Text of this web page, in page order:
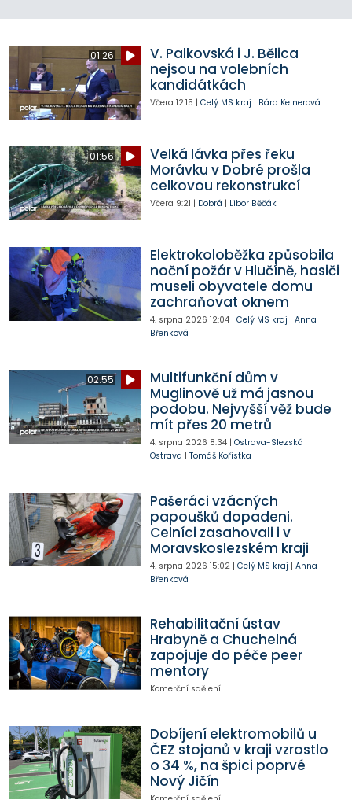
01:26
V. Palkovská i J. Bělica
nejsou na volebních
kandidátkách
Včera 12:15 | Celý MS kraj | Bára Kelnerová
01:56
Velká lávka přes řeku
Morávku v Dobré prošla
celkovou rekonstrukcí
Včera 9:21 | Dobrá | Libor Běčák
Elektrokoloběžka způsobila
noční požár v Hlučíně, hasiči
museli obyvatele domu
zachraňovat oknem
4. srpna 2026 12:04| Celý MS kraj | Anna
Břenková
02:55
Multifunkční dům v
Muglinově už má jasnou
podobu. Nejvyšší věž bude
mít přes 20 metrů
4. srpna 2026 8:34| Ostrava-Slezská
Ostrava | Tomáš Kořistka
Pašeráci vzácných
papoušků dopadeni.
Celníci zasahovali i v
Moravskoslezském kraji
4. srpna 2026 15:02| Celý MS kraj | Anna
Břenková
Rehabilitační ústav
Hrabyně a Chuchelná
zapojuje do péče peer
mentory
Komerční sdělení
Dobíjení elektromobilů u
ČEZ stojanů v kraji vzrostlo
o 34 %, na špici poprvé
Nový Jičín